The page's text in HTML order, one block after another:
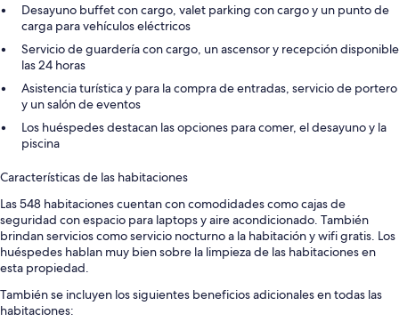
Desayuno buffet con cargo, valet parking con cargo y un punto de
carga para vehículos eléctricos
Servicio de guardería con cargo, un ascensor y recepción disponible
las 24 horas
Asistencia turística y para la compra de entradas, servicio de portero
y un salón de eventos
Los huéspedes destacan las opciones para comer, el desayuno y la
piscina
Características de las habitaciones
Las 548 habitaciones cuentan con comodidades como cajas de
seguridad con espacio para laptops y aire acondicionado. También
brindan servicios como servicio nocturno a la habitación y wifi gratis. Los
huéspedes hablan muy bien sobre la limpieza de las habitaciones en
esta propiedad.
También se incluyen los siguientes beneficios adicionales en todas las
habitaciones: